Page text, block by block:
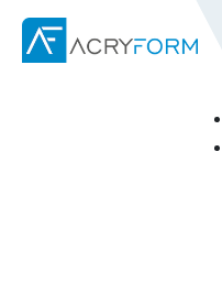
Izberite vaš jezik